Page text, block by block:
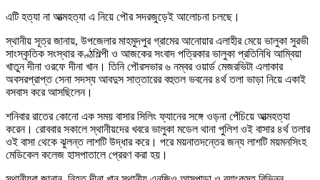
এটি হত্যা না আত্মহত্যা এ নিয়ে পৌর সদরজুড়েই আলোচনা চলছে।
স্থানীয় সূত্র জানায়, উপজেলার মাহমুদপুর গ্রামের আনোয়ার এলাহীর মেয়ে ভালুকা সুরভী
সাংস্কৃতিক সংস্থার কণ্ঠশিল্পী ও আজকের সংবাদ পত্রিকার ভালুকা প্রতিনিধি আম্বিয়া
খাতুন দীনা ওরফে দীনা খান। তিনি পৌরসভার ৬ নম্বর ওয়ার্ড মেজরভিটা এলাকার
অবসরপ্রাপ্ত সেনা সদস্য আবদুস সাত্তারের বহুতল ভবনের ৪র্থ তলা ভাড়া নিয়ে একাই
বসবাস করে আসছিলেন।
শনিবার রাতের কোনো এক সময় বাসার সিলিং ফ্যানের সঙ্গে ওড়না পেঁচিয়ে আত্মহত্যা
করেন। রোববার সকালে স্থানীয়দের খবরে ভালুকা মডেল থানা পুলিশ ওই বাসার ৪র্থ তলার
ওই বাসা থেকে ঝুলন্ত লাশটি উদ্ধার করে। পরে ময়নাতদন্তের জন্য লাশটি ময়মনসিংহ
মেডিকেল কলেজ হাসপাতালে প্রেরণ করা হয়।